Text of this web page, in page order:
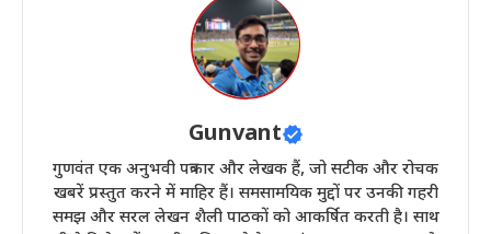
Gunvant
गुणवंत एक अनुभवी पत्रकार और लेखक हैं, जो सटीक और रोचक
खबरें प्रस्तुत करने में माहिर हैं। समसामयिक मुद्दों पर उनकी गहरी
समझ और सरल लेखन शैली पाठकों को आकर्षित करती है। साथ